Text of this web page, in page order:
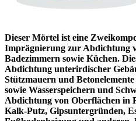
Dieser Mörtel ist eine
Imprägnierung zur Abdichtung
Badezimmern sowie Küchen.
Abdichtung unterirdischer
Stützmauern und
sowie Wasserspeichern und
Abdichtung von Oberflächen in
Kalk-Putz, Gipsuntergründen,